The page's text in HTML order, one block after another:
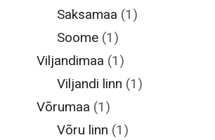
Saksamaa (1)
Soome(1)
Viljandimaa (1)
Viljandi linn (1)
Võrumaa (1)
Võru linn (1)